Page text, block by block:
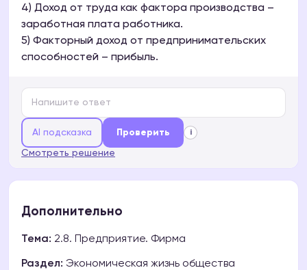
4) Доход от труда как фактора производства –
заработная плата работника.
5) Факторный доход от предпринимательских
способностей – прибыль.
AI подсказка Проверить i
Смотреть решение
Дополнительно
Тема: 2.8. Предприятие. Фирма
Раздел: Экономическая жизнь общества